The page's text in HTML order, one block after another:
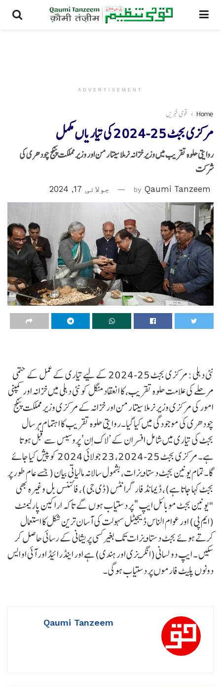
ADVERTISEMENT
Home قومی خبریں
مرکزی بجٹ 25-2024 کی تیاریاں مکمل
روایتی حلوہ تقریب میں وزیر خزانہ نرملا سیتا رمن اور وزیر مملکت پنکج چودھری کی
شرکت
by Qaumi Tanzeem جولائی 17, 2024
نئی دہلی : مرکزی بجٹ 25-2024 کے لیے تیاری کے عمل کے حتمی
مرحلے کی علامت حلوہ تقریب، کا انعقادمنگل کو نئی دہلی میں خزانہ اور کمپنی
امور کی مرکزی وزیر نرملا سیتا رمن اور خزانہ کے مرکزی وزیر مملکت پنکج
چودھری کی موجودگی میں کیا گیا۔روایتی حلوہ تقریب کا اہتمام ہر سال
بجٹ کی تیاری میں شامل افسران کے ’لاک اِن‘ پروسیس سے قبل ہوتا
ہے۔ مرکزی بجٹ 25-2024، 23 جولائی 2024 کو پیش کیا جائے
گا۔تمام یونین بجٹ دستاویزات، بشمول سالانہ مالیاتی بیان (جسے عام طور پر
بجٹ کہا جاتا ہے)، ڈیمانڈ فار گرانٹس (ڈی جی )، فائننس بل وغیرہ بھی
"یونین بجٹ موبائل ایپ” پر دستیاب ہوں گے تاکہ اراکین پارلیمنٹ
(ایم پی) اور عوام الناس ڈیجیٹل سہولت کی آسان ترین شکل کا استعمال
کرتے ہوئے بجٹ دستاویزات تک بغیر کسی پریشانی کے رسائی حاصل کر
سکیں ۔ ایپ دو لسانی (انگریزی اور ہندی) ہے اور اینڈرائیڈ اور آئی او ایس
دونوں پلیٹ فارموں پر دستیاب ہوگی۔
Qaumi Tanzeem